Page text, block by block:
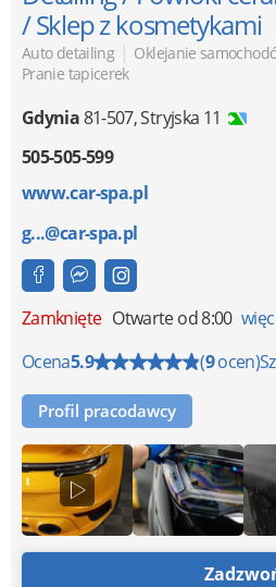
/ Sklep z kosmetykami
Auto detailing | Oklejanie
Pranie tapicerek
Gdynia81-507,Stryjska 11
505-505-599
www.car-spa.pl
g...@car-spa.pl
Zamknięte Otwarte od 8:00
Ocena5.9 (9ocen)
Profil pracodawcy